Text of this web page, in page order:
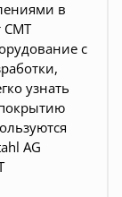
в
СМТ
с
узнать
AG